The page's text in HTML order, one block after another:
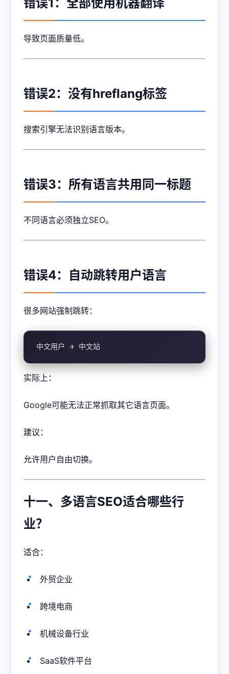
导致页面质量低。
错误2：没有hreflang标签
搜索引擎无法识别语言版本。
错误3：所有语言共用同一标题
不同语言必须独立SEO。
错误4：自动跳转用户语言
很多网站强制跳转：
中文用户 → 中文站
实际上：
Google可能无法正常抓取其它语言页面。
建议：
允许用户自由切换。
十一、多语言SEO适合哪些行
业？
适合：
外贸企业
跨境电商
机械设备行业
SaaS软件平台